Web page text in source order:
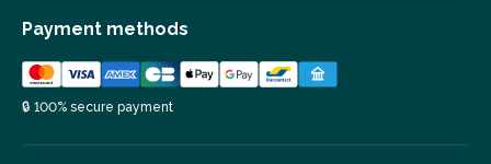
Payment methods
🔒 100% secure payment